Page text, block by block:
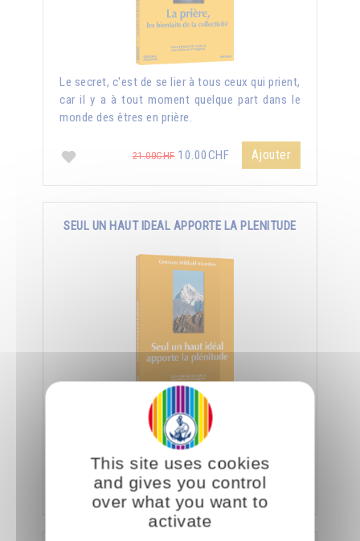
Le secret, c'est de se lier à tous ceux qui prient,
car il y a à tout moment quelque part dans le
monde des êtres en prière.
21.00CHF10.00CHF Ajouter
SEUL UN HAUT IDEAL APPORTE LA PLENITUDE
Trouver le bonheur en recherchant la perfection,
l’immensité, l’éternité et obtenir la
connaissance, la richesse, la puissance et
21.00CHF 10.00CHF Ajouter
This site uses cookies
and gives you control
over what you want to
activate